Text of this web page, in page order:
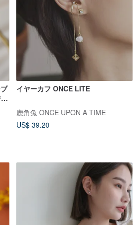
イヤーカフ ONCE LITE
鹿角兔 ONCE UPON A TIME
US$ 39.20